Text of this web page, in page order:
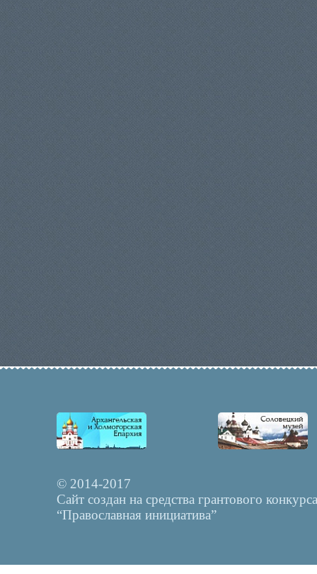
© 2014-2017
Сайт создан на средства грантового конкурса
“Православная инициатива”